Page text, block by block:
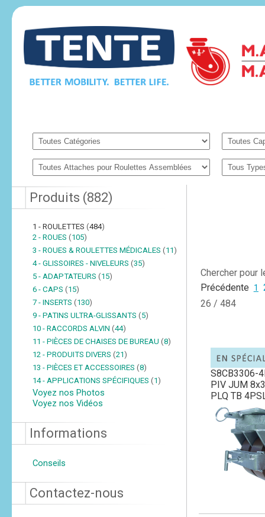
Produits (882)
1 - ROULETTES (484)
2 - ROUES (105)
3 - ROUES & ROULETTES MÉDICALES (11)
4 - GLISSOIRES - NIVELEURS (35)
5 - ADAPTATEURS (15)
6 - CAPS (15)
7 - INSERTS (130)
9 - PATINS ULTRA-GLISSANTS (5)
10 - RACCORDS ALVIN (44)
11 - PIÈCES DE CHAISES DE BUREAU (8)
12 - PRODUITS DIVERS (21)
13 - PIÈCES ET ACCESSOIRES (8)
14 - APPLICATIONS SPÉCIFIQUES (1)
Voyez nos Photos
Voyez nos Vidéos
Informations
Conseils
Contactez-nous
Chercher pour
Précédente 1
26 / 484
S8CB3306-
PIV JUM
PLQ TB